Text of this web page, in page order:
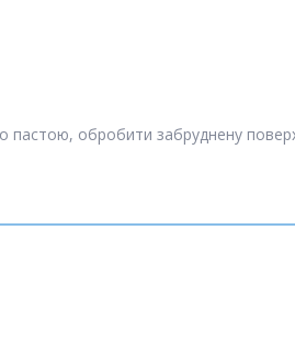
обробити забруднену